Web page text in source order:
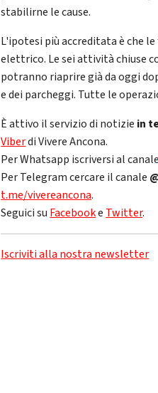
stabilirne le cause.
L'ipotesi più accreditata è che
elettrico. Le sei attività chiuse
potranno riaprire già da oggi
e dei parcheggi. Tutte le
È attivo il servizio di notizie in
Viberdi Vivere Ancona.
Per Whatsapp iscriversi al canale
Per Telegram cercare il canale
t.me/vivereancona.
Seguici su Facebooke Twitter.
Iscriviti alla nostra newsletter